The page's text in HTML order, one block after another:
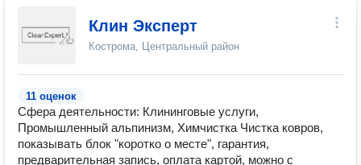
Клин Эксперт
Кострома, Центральный район
11 оценок
Сфера деятельности: Клининговые услуги,
Промышленный альпинизм, Химчистка Чистка ковров,
показывать блок "коротко о месте", гарантия,
предварительная запись, оплата картой, можно с